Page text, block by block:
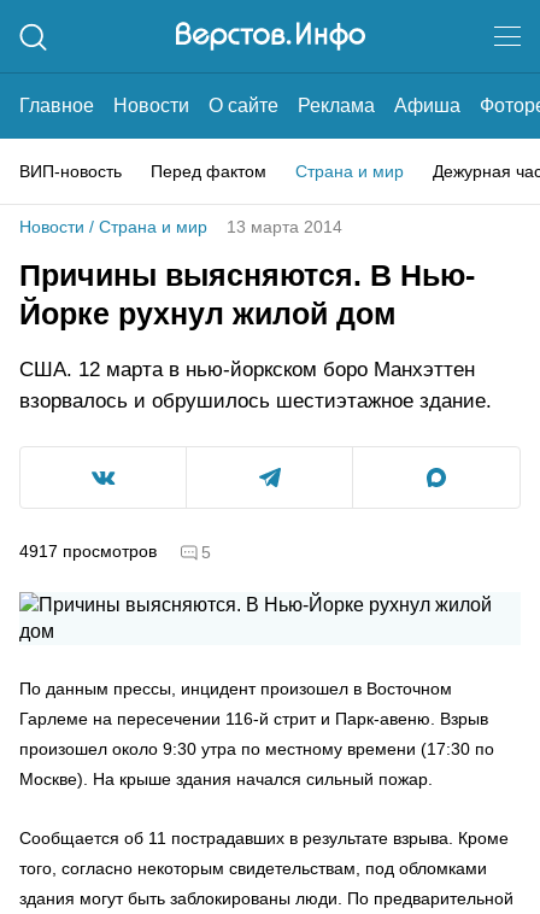
Главное Новости О сайте Реклама Афиша
ВИП-новость Перед фактом Страна и мир Дежурная
Новости / Страна и мир 13 марта 2014
Причины выясняются. В Нью-
Йорке рухнул жилой дом
США. 12 марта в нью-йоркском боро Манхэттен
взорвалось и обрушилось шестиэтажное здание.
4917 просмотров 5
По данным прессы, инцидент произошел в Восточном
Гарлеме на пересечении 116-й стрит и Парк-авеню. Взрыв
произошел около 9:30 утра по местному времени (17:30 по
Москве). На крыше здания начался сильный пожар.
Сообщается об 11 пострадавших в результате взрыва. Кроме
того, согласно некоторым свидетельствам, под обломками
здания могут быть заблокированы люди. По предварительной